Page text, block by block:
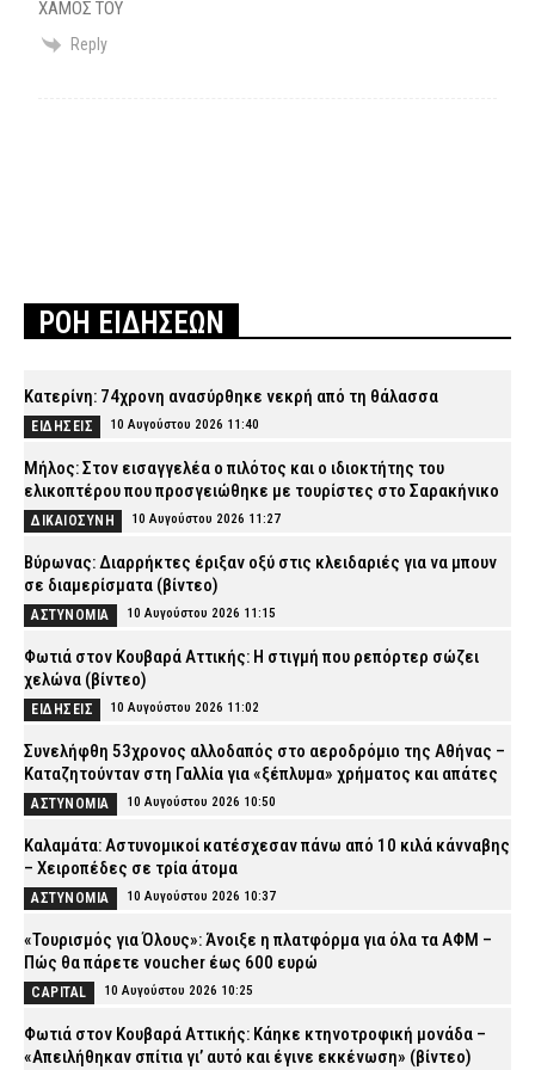
ΧΑΜΟΣ ΤΟΥ
Reply
ΡΟΗ ΕΙΔΗΣΕΩΝ
Κατερίνη: 74χρονη ανασύρθηκε νεκρή από τη θάλασσα
ΕΙΔΗΣΕΙΣ 10 Αυγούστου 2026 11:40
Μήλος: Στον εισαγγελέα ο πιλότος και ο ιδιοκτήτης του
ελικοπτέρου που προσγειώθηκε με τουρίστες στο Σαρακήνικο
ΔΙΚΑΙΟΣΥΝΗ 10 Αυγούστου 2026 11:27
Βύρωνας: Διαρρήκτες έριξαν οξύ στις κλειδαριές για να μπουν
σε διαμερίσματα (βίντεο)
ΑΣΤΥΝΟΜΙΑ 10 Αυγούστου 2026 11:15
Φωτιά στον Κουβαρά Αττικής: Η στιγμή που ρεπόρτερ σώζει
χελώνα (βίντεο)
ΕΙΔΗΣΕΙΣ 10 Αυγούστου 2026 11:02
Συνελήφθη 53χρονος αλλοδαπός στο αεροδρόμιο της Αθήνας –
Καταζητούνταν στη Γαλλία για «ξέπλυμα» χρήματος και απάτες
ΑΣΤΥΝΟΜΙΑ 10 Αυγούστου 2026 10:50
Καλαμάτα: Αστυνομικοί κατέσχεσαν πάνω από 10 κιλά κάνναβης
– Χειροπέδες σε τρία άτομα
ΑΣΤΥΝΟΜΙΑ 10 Αυγούστου 2026 10:37
«Τουρισμός για Όλους»: Άνοιξε η πλατφόρμα για όλα τα ΑΦΜ –
Πώς θα πάρετε voucher έως 600 ευρώ
CAPITAL 10 Αυγούστου 2026 10:25
Φωτιά στον Κουβαρά Αττικής: Κάηκε κτηνοτροφική μονάδα –
«Απειλήθηκαν σπίτια γι’ αυτό και έγινε εκκένωση» (βίντεο)